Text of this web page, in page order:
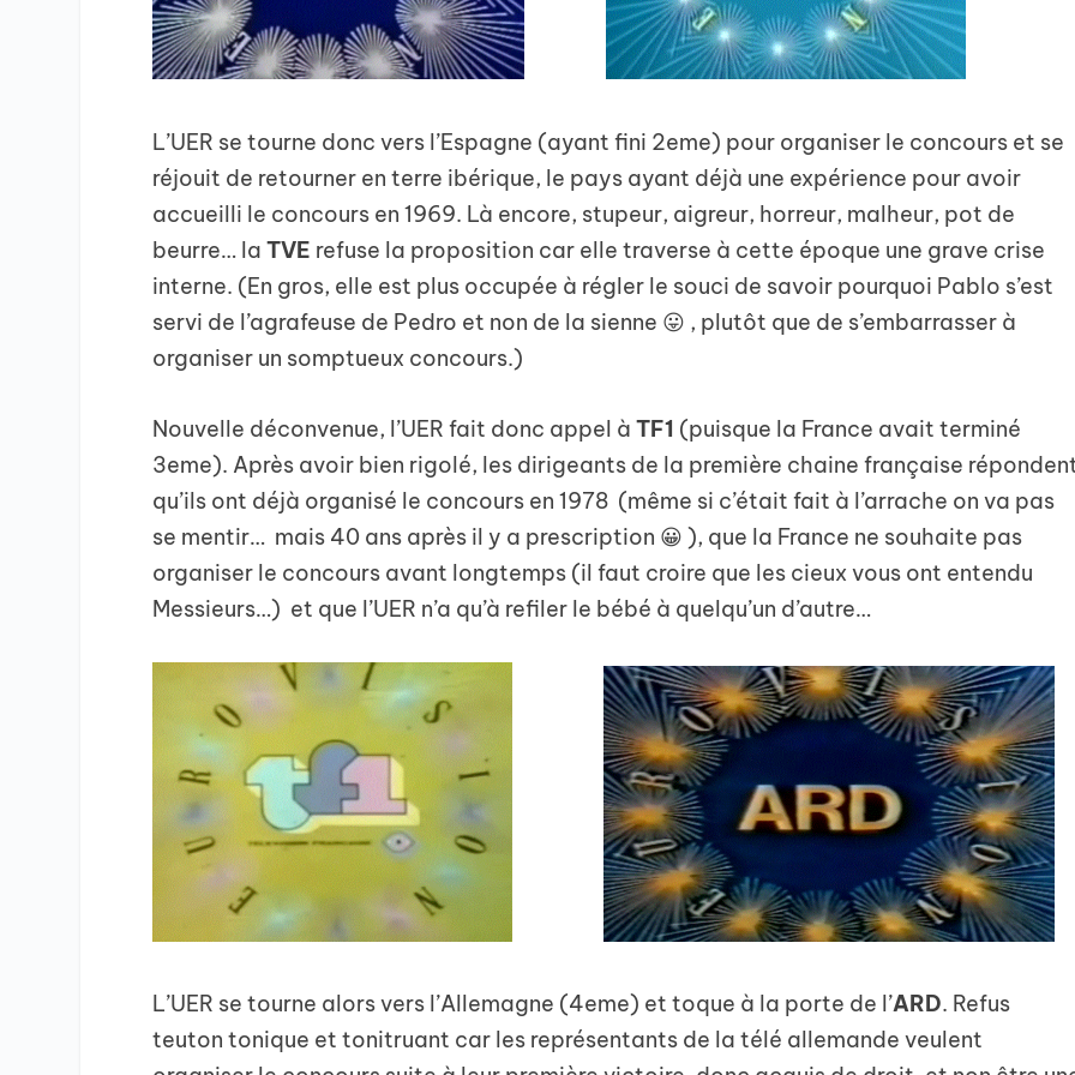
L’UER se tourne donc vers l’Espagne (ayant fini 2eme) pour organiser le concours et se
réjouit de retourner en terre ibérique, le pays ayant déjà une expérience pour avoir
accueilli le concours en 1969. Là encore, stupeur, aigreur, horreur, malheur, pot de
beurre… laTVE refuse la proposition car elle traverse à cette époque une grave crise
interne. (En gros, elle est plus occupée à régler le souci de savoir pourquoi Pablo s’est
servi de l’agrafeuse de Pedro et non de la sienne 😛 , plutôt que de s’embarrasser à
organiser un somptueux concours.)
Nouvelle déconvenue, l’UER fait donc appel àTF1 (puisque la France avait terminé
3eme). Après avoir bien rigolé, les dirigeants de la première chaine française
qu’ils ont déjà organisé le concours en 1978 (même si c’était fait à l’arrache on va pas
se mentir… mais 40 ans après il y a prescription 😀 ), que la France ne souhaite pas
organiser le concours avant longtemps (il faut croire que les cieux vous ont entendu
Messieurs…) et que l’UER n’a qu’à refiler le bébé à quelqu’un d’autre…
L’UER se tourne alors vers l’Allemagne (4eme) et toque à la porte de l’ARD. Refus
teuton tonique et tonitruant car les représentants de la télé allemande veulent